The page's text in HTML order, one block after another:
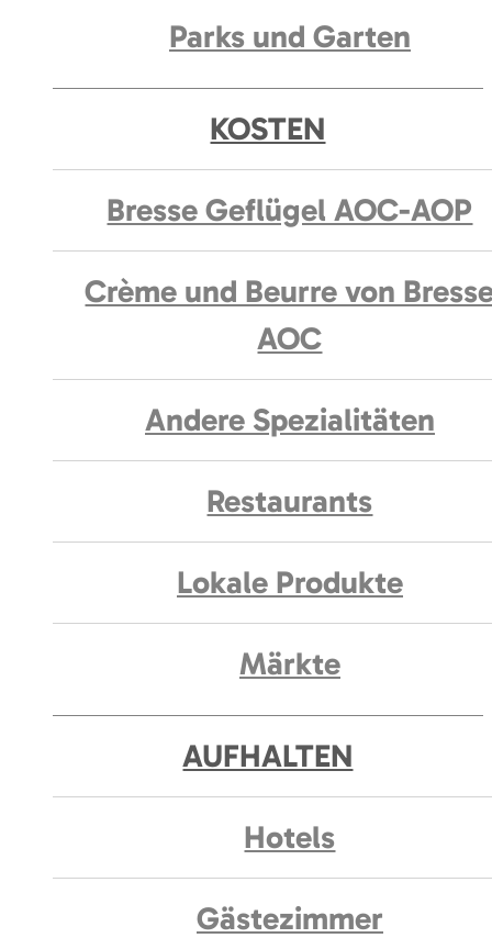
Parks und Garten
KOSTEN
Bresse Geflügel AOC-AOP
Crème und Beurre von
AOC
Andere Spezialitäten
Restaurants
Lokale Produkte
Märkte
AUFHALTEN
Hotels
Gästezimmer